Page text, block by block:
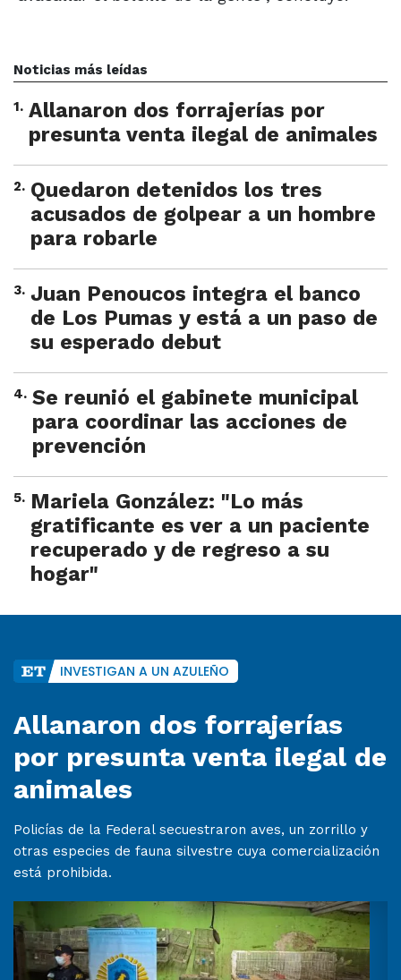
Noticias más leídas
1. Allanaron dos forrajerías por
presunta venta ilegal de animales
2. Quedaron detenidos los tres
acusados de golpear a un hombre
para robarle
3. Juan Penoucos integra el banco
de Los Pumas y está a un paso de
su esperado debut
4. Se reunió el gabinete municipal
para coordinar las acciones de
prevención
5. Mariela González: "Lo más
gratificante es ver a un paciente
recuperado y de regreso a su
hogar"
INVESTIGAN A UN AZULEÑO
Allanaron dos forrajerías
por presunta venta ilegal de
animales
Policías de la Federal secuestraron aves, un zorrillo y
otras especies de fauna silvestre cuya comercialización
está prohibida.